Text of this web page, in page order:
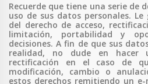
Recuerde que tiene una serie de
uso de sus datos personales.
del derecho de acceso,
limitación, portabilidad y
decisiones. A fin de que sus
realidad, no dude en hacer
rectificación en el caso de
modificación, cambio o
estos derechos remitiendo un